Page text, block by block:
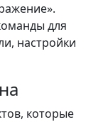
для
настройки
которые